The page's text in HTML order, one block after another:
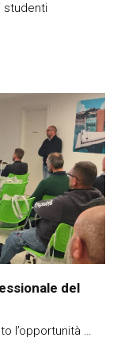
studenti
del
l’opportunità …